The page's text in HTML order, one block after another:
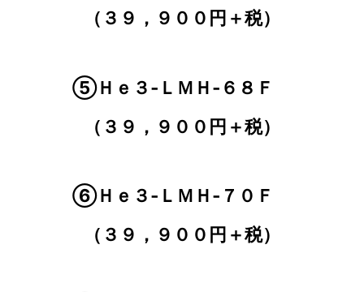
（３９，９００円＋税）
⑤Ｈｅ３‐ＬＭＨ‐６８Ｆ
（３９，９００円＋税）
⑥Ｈｅ３‐ＬＭＨ‐７０Ｆ
（３９，９００円＋税）